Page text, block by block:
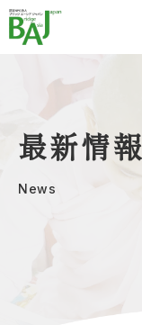
最新情報
News